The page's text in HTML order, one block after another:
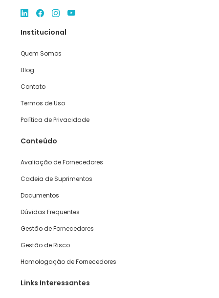
Institucional
Quem Somos
Blog
Contato
Termos de Uso
Política de Privacidade
Conteúdo
Avaliação de Fornecedores
Cadeia de Suprimentos
Documentos
Dúvidas Frequentes
Gestão de Fornecedores
Gestão de Risco
Homologação de Fornecedores
Links Interessantes